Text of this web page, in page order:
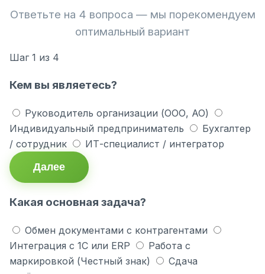
Ответьте на 4 вопроса — мы порекомендуем
оптимальный вариант
Шаг 1 из 4
Кем вы являетесь?
Руководитель организации (ООО, АО)
Индивидуальный предприниматель
Бухгалтер
/ сотрудник
ИТ-специалист / интегратор
Далее
Какая основная задача?
Обмен документами с контрагентами
Интеграция с 1С или ERP
Работа с
маркировкой (Честный знак)
Сдача